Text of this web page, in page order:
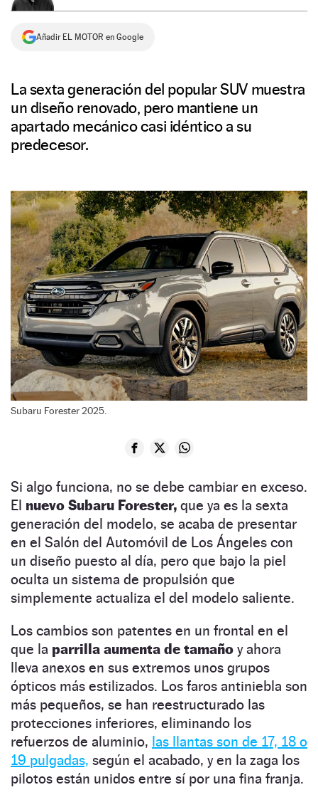
Añadir EL MOTOR en Google
La sexta generación del popular SUV muestra
un diseño renovado, pero mantiene un
apartado mecánico casi idéntico a su
predecesor.
Subaru Forester 2025.
Si algo funciona, no se debe cambiar en exceso.
El nuevo Subaru Forester, que ya es la sexta
generación del modelo, se acaba de presentar
en el Salón del Automóvil de Los Ángeles con
un diseño puesto al día, pero que bajo la piel
oculta un sistema de propulsión que
simplemente actualiza el del modelo saliente.
Los cambios son patentes en un frontal en el
que la parrilla aumenta de tamaño y ahora
lleva anexos en sus extremos unos grupos
ópticos más estilizados. Los faros antiniebla son
más pequeños, se han reestructurado las
protecciones inferiores, eliminando los
refuerzos de aluminio, las llantas son de 17, 18 o
19 pulgadas, según el acabado, y en la zaga los
pilotos están unidos entre sí por una fina franja.